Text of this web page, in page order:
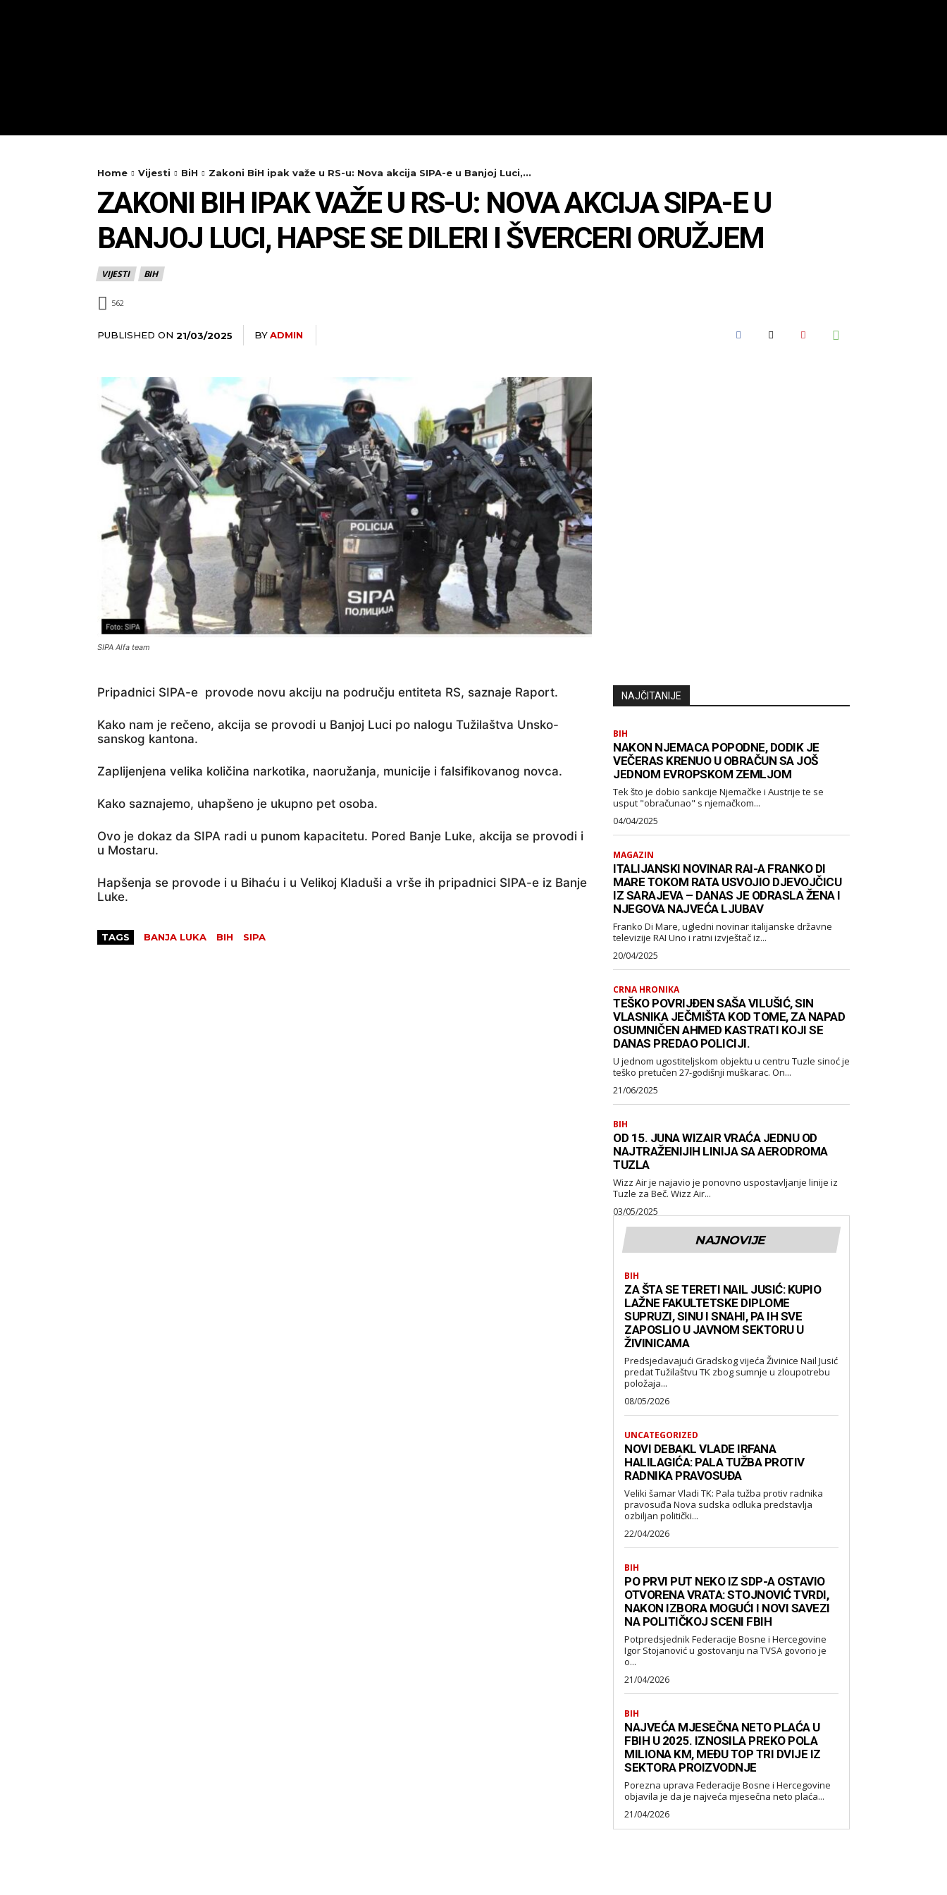
Home Vijesti BiH Zakoni BiH ipak važe u RS-u: Nova akcija SIPA-e u Banjoj Luci,...
ZAKONI BIH IPAK VAŽE U RS-U: NOVA AKCIJA SIPA-E U
BANJOJ LUCI, HAPSE SE DILERI I ŠVERCERI ORUŽJEM
VIJESTI BIH
562
PUBLISHED ON 21/03/2025 BYADMIN
SIPA Alfa team
Pripadnici SIPA-e provode novu akciju na području entiteta RS, saznaje Raport.
Kako nam je rečeno, akcija se provodi u Banjoj Luci po nalogu Tužilaštva Unsko-
sanskog kantona.
Zaplijenjena velika količina narkotika, naoružanja, municije i falsifikovanog novca.
Kako saznajemo, uhapšeno je ukupno pet osoba.
Ovo je dokaz da SIPA radi u punom kapacitetu. Pored Banje Luke, akcija se provodi i
u Mostaru.
Hapšenja se provode i u Bihaću i u Velikoj Kladuši a vrše ih pripadnici SIPA-e iz Banje
Luke.
TAGS BANJA LUKA BIH SIPA
NAJČITANIJE
BIH
NAKON NJEMACA POPODNE, DODIK JE
VEČERAS KRENUO U OBRAČUN SA JOŠ
JEDNOM EVROPSKOM ZEMLJOM
Tek što je dobio sankcije Njemačke i Austrije te se
usput "obračunao" s njemačkom...
04/04/2025
MAGAZIN
ITALIJANSKI NOVINAR RAI-A FRANKO DI
MARE TOKOM RATA USVOJIO DJEVOJČICU
IZ SARAJEVA – DANAS JE ODRASLA ŽENA I
NJEGOVA NAJVEĆA LJUBAV
Franko Di Mare, ugledni novinar italijanske državne
televizije RAI Uno i ratni izvještač iz...
20/04/2025
CRNA HRONIKA
TEŠKO POVRIJĐEN SAŠA VILUŠIĆ, SIN
VLASNIKA JEČMIŠTA KOD TOME, ZA NAPAD
OSUMNIČEN AHMED KASTRATI KOJI SE
DANAS PREDAO POLICIJI.
U jednom ugostiteljskom objektu u centru Tuzle sinoć je
teško pretučen 27-godišnji muškarac. On...
21/06/2025
BIH
OD 15. JUNA WIZAIR VRAĆA JEDNU OD
NAJTRAŽENIJIH LINIJA SA AERODROMA
TUZLA
Wizz Air je najavio je ponovno uspostavljanje linije iz
Tuzle za Beč. Wizz Air...
03/05/2025
NAJNOVIJE
BIH
ZA ŠTA SE TERETI NAIL JUSIĆ: KUPIO
LAŽNE FAKULTETSKE DIPLOME
SUPRUZI, SINU I SNAHI, PA IH SVE
ZAPOSLIO U JAVNOM SEKTORU U
ŽIVINICAMA
Predsjedavajući Gradskog vijeća Živinice Nail Jusić
predat Tužilaštvu TK zbog sumnje u zloupotrebu
položaja...
08/05/2026
UNCATEGORIZED
NOVI DEBAKL VLADE IRFANA
HALILAGIĆA: PALA TUŽBA PROTIV
RADNIKA PRAVOSUĐA
Veliki šamar Vladi TK: Pala tužba protiv radnika
pravosuđa Nova sudska odluka predstavlja
ozbiljan politički...
22/04/2026
BIH
PO PRVI PUT NEKO IZ SDP-A OSTAVIO
OTVORENA VRATA: STOJNOVIĆ TVRDI,
NAKON IZBORA MOGUĆI I NOVI SAVEZI
NA POLITIČKOJ SCENI FBIH
Potpredsjednik Federacije Bosne i Hercegovine
Igor Stojanović u gostovanju na TVSA govorio je
o...
21/04/2026
BIH
NAJVEĆA MJESEČNA NETO PLAĆA U
FBIH U 2025. IZNOSILA PREKO POLA
MILIONA KM, MEĐU TOP TRI DVIJE IZ
SEKTORA PROIZVODNJE
Porezna uprava Federacije Bosne i Hercegovine
objavila je da je najveća mjesečna neto plaća...
21/04/2026